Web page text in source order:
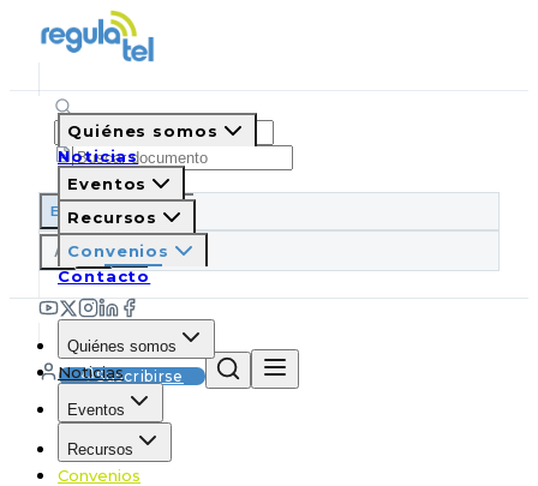
ES IT
A A A
Suscribirse
Quiénes somos
Noticias
Eventos
Recursos
Convenios
Contacto
Quiénes somos
Noticias
Eventos
Recursos
Convenios